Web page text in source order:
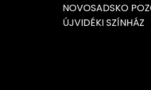
NOVOSADSKO
ÚJVIDÉKI SZÍNHÁZ